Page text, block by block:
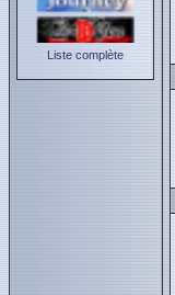
Liste complète